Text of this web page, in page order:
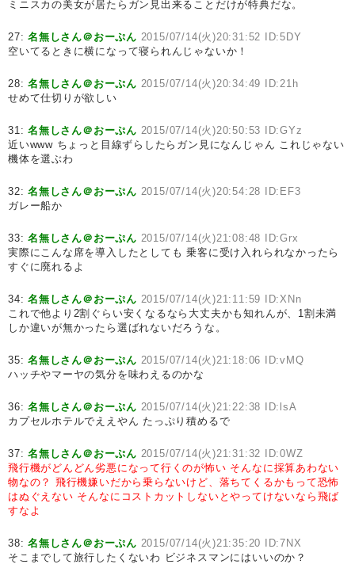
ミニスカの美女が居たらガン見出来ることだけが特典だな。
27:名無しさん＠おーぷん 2015/07/14(火)20:31:52 ID:5DY
空いてるときに横になって寝られんじゃないか！
28:名無しさん＠おーぷん 2015/07/14(火)20:34:49 ID:21h
せめて仕切りが欲しい
31:名無しさん＠おーぷん 2015/07/14(火)20:50:53 ID:GYz
近いwww ちょっと目線ずらしたらガン見になんじゃん これじゃない
機体を選ぶわ
32:名無しさん＠おーぷん 2015/07/14(火)20:54:28 ID:EF3
ガレー船か
33:名無しさん＠おーぷん 2015/07/14(火)21:08:48 ID:Grx
実際にこんな席を導入したとしても 乗客に受け入れられなかったら
すぐに廃れるよ
34:名無しさん＠おーぷん 2015/07/14(火)21:11:59 ID:XNn
これで他より2割ぐらい安くなるなら大丈夫かも知れんが、1割未満
しか違いが無かったら選ばれないだろうな。
35:名無しさん＠おーぷん 2015/07/14(火)21:18:06 ID:vMQ
ハッチやマーヤの気分を味わえるのかな
36:名無しさん＠おーぷん 2015/07/14(火)21:22:38 ID:lsA
カプセルホテルでええやん たっぷり積めるで
37:名無しさん＠おーぷん 2015/07/14(火)21:31:32 ID:0WZ
飛行機がどんどん劣悪になって行くのが怖い そんなに採算あわない
物なの？ 飛行機嫌いだから乗らないけど、落ちてくるかもって恐怖
はぬぐえない そんなにコストカットしないとやってけないなら飛ば
すなよ
38:名無しさん＠おーぷん 2015/07/14(火)21:35:20 ID:7NX
そこまでして旅行したくないわ ビジネスマンにはいいのか？